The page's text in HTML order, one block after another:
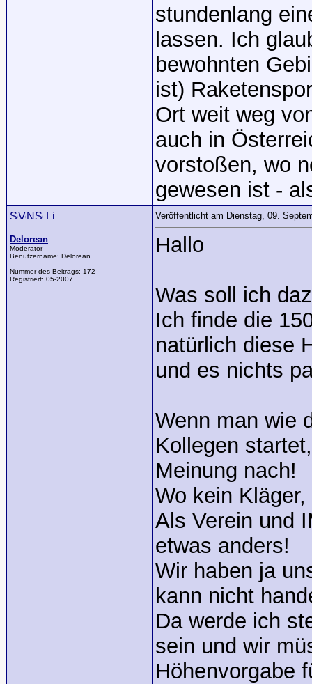
stundenlang
lassen. Ich
bewohnten
ist)
Ort weit weg
auch in
vorstoßen, wo
gewesen ist -
Delorean
Moderator
Benutzername: Delorean
Nummer des Beitrags: 172
Registriert: 05-2007
Veröffentlicht am Dienstag, 09.
Hallo
Was soll ich
Ich finde die
natürlich diese
und es nichts
Wenn man wie
Kollegen
Meinung nach!
Wo kein
Als Verein und
etwas anders!
Wir haben ja
kann nicht
Da werde ich
sein und wir
Höhenvorgabe